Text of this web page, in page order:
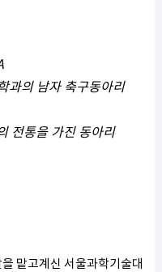
과의 남자 축구동아리
전통을 가진 동아리
맡고계신 서울과학기술대